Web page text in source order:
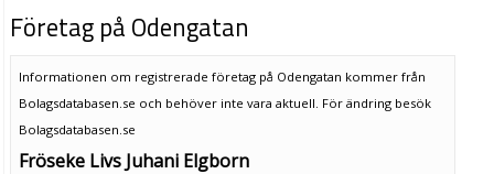
Företag på Odengatan
Informationen om registrerade företag på Odengatan kommer från
Bolagsdatabasen.se och behöver inte vara aktuell. För ändring besök
Bolagsdatabasen.se
Fröseke Livs Juhani Elgborn